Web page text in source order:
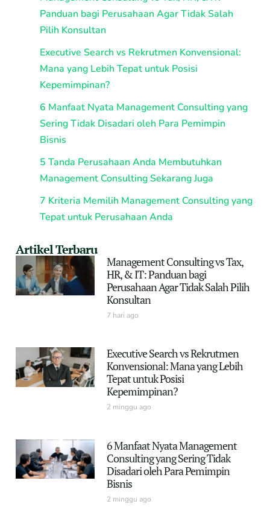
Panduan bagi Perusahaan Agar Tidak Salah
Pilih Konsultan
Executive Search vs Rekrutmen Konvensional:
Mana yang Lebih Tepat untuk Posisi
Kepemimpinan?
6 Manfaat Nyata Management Consulting yang
Sering Tidak Disadari oleh Para Pemimpin
Bisnis
5 Tanda Perusahaan Anda Membutuhkan
Management Consulting Sekarang Juga
7 Kriteria Memilih Management Consulting yang
Tepat untuk Perusahaan Anda
Artikel Terbaru
Management Consulting vs Tax,
HR, & IT: Panduan bagi
Perusahaan Agar Tidak Salah Pilih
Konsultan
7 hari ago
Executive Search vs Rekrutmen
Konvensional: Mana yang Lebih
Tepat untuk Posisi
Kepemimpinan?
2 minggu ago
6 Manfaat Nyata Management
Consulting yang Sering Tidak
Disadari oleh Para Pemimpin
Bisnis
2 minggu ago